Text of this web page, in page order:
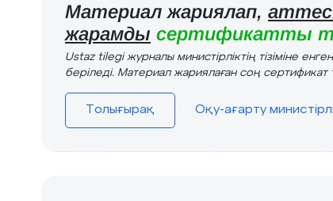
Материал жариялап,
жарамды сертификатты
Ustaz tilegi журналы министірліктің тізіміне
беріледі. Материал жариялаған соң сертификат
Толығырақ Оқу-ағарту